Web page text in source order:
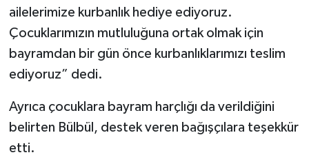
ailelerimize kurbanlık hediye ediyoruz.
Çocuklarımızın mutluluğuna ortak olmak için
bayramdan bir gün önce kurbanlıklarımızı teslim
ediyoruz” dedi.
Ayrıca çocuklara bayram harçlığı da verildiğini
belirten Bülbül, destek veren bağışçılara teşekkür
etti.
BÖLGEDEN
ASAYİŞ
SEÇİM 2015